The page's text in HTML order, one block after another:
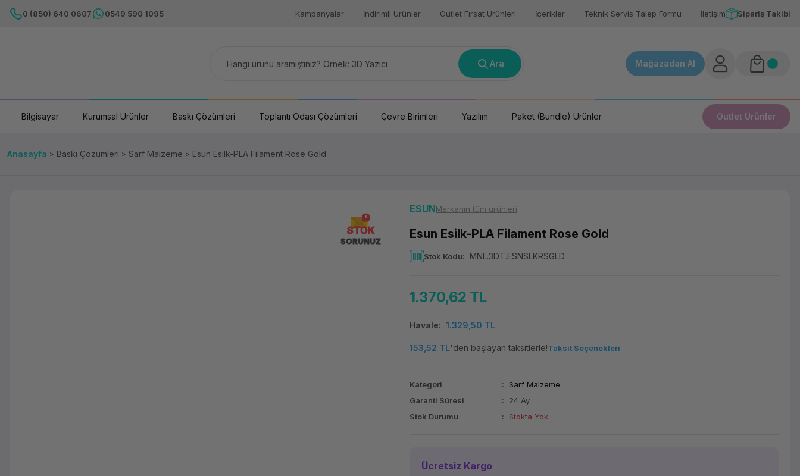
0 (850) 640 0607 0549 590 1095 Kampanyalar İndirimli Ürünler Outlet Fırsat Ürünleri İçerikler Teknik Servis Talep Formu İletişim Sipariş Takibi
Ara Mağazadan Al
Bilgisayar Kurumsal Ürünler Baskı Çözümleri Toplantı Odası Çözümleri Çevre Birimleri Yazılım Paket (Bundle) Ürünler Outlet Ürünler
Anasayfa Baskı Çözümleri Sarf Malzeme Esun Esilk-PLA Filament Rose Gold
STOK
SORUNUZ
ESUNMarkanın tüm ürünleri
Esun Esilk-PLA Filament Rose Gold
Stok Kodu MNL.3DT.ESNSLKRSGLD
1.370,62 TL
Havale 1.329,50 TL
153,52 TL'den başlayan taksitlerle!Taksit Seçenekleri
Kategori
Sarf Malzeme
Garanti Süresi
24 Ay
Stok Durumu
Stokta Yok
Ücretsiz Kargo